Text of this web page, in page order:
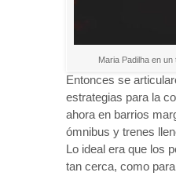
Maria Padilha en
Entonces se
estrategias para la
ahora en barrios
ómnibus y trenes
Lo ideal era que los
tan cerca, como